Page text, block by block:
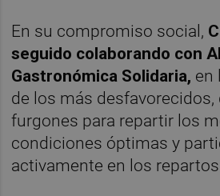
En su compromiso social,
seguido colaborando con
Gastronómica Solidaria, en
de los más desfavorecidos,
furgones para repartir los
condiciones óptimas y
activamente en los